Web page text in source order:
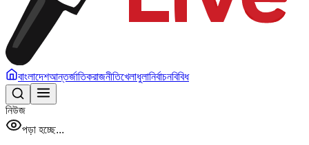
বাংলাদেশআন্তর্জাতিকরাজনীতিখেলাধুলানির্বাচনবিবিধ
নিউজ
পড়া হচ্ছে...